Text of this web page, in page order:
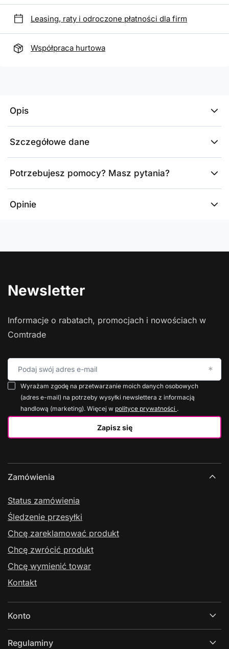
Leasing, raty i odroczone płatności dla firm
Współpraca hurtowa
Opis
Szczegółowe dane
Potrzebujesz pomocy? Masz pytania?
Opinie
Newsletter
Informacje o rabatach, promocjach i nowościach w
Comtrade
Podaj swój adres e-mail
Zapisz się
Wyrażam zgodę na przetwarzanie moich danych osobowych
(adres e-mail) na potrzeby wysyłki newslettera z informacją
handlową (marketing). Więcej w polityce prywatności .
Zamówienia
Status zamówienia
Śledzenie przesyłki
Chcę zareklamować produkt
Chcę zwrócić produkt
Chcę wymienić towar
Kontakt
Konto
Regulaminy